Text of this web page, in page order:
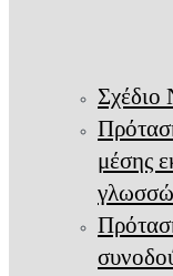
μέσης